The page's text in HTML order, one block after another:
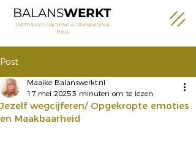
BALANSWERKT
Integrale Coaching & Trainingen &
Yoga
Post
Jezelf wegcijferen/ Opgekropte emoties
en Maakbaarheid
Maaike Balanswerkt.nl
17 mei 20253 minuten om te lezen